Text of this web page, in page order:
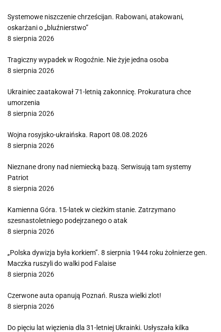
Systemowe niszczenie chrześcijan. Rabowani, atakowani,
oskarżani o „bluźnierstwo”
8 sierpnia 2026
Tragiczny wypadek w Rogoźnie. Nie żyje jedna osoba
8 sierpnia 2026
Ukrainiec zaatakował 71-letnią zakonnicę. Prokuratura chce
umorzenia
8 sierpnia 2026
Wojna rosyjsko-ukraińska. Raport 08.08.2026
8 sierpnia 2026
Nieznane drony nad niemiecką bazą. Serwisują tam systemy
Patriot
8 sierpnia 2026
Kamienna Góra. 15-latek w cieżkim stanie. Zatrzymano
szesnastoletniego podejrzanego o atak
8 sierpnia 2026
„Polska dywizja była korkiem”. 8 sierpnia 1944 roku żołnierze gen.
Maczka ruszyli do walki pod Falaise
8 sierpnia 2026
Czerwone auta opanują Poznań. Rusza wielki zlot!
8 sierpnia 2026
Do pięciu lat więzienia dla 31-letniej Ukrainki. Usłyszała kilka